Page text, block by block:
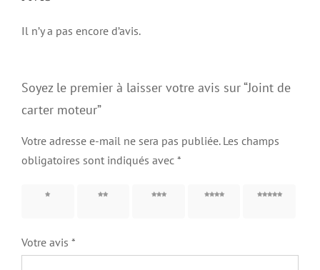
Il n’y a pas encore d’avis.
Soyez le premier à laisser votre avis sur “Joint de
carter moteur”
Votre adresse e-mail ne sera pas publiée. Les champs
obligatoires sont indiqués avec *
1 étoile
2 étoiles
3 étoiles
4 étoiles
5 étoiles
Votre avis *